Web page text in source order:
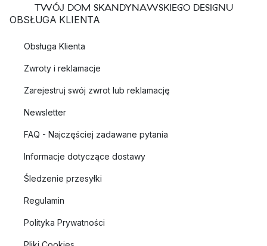
TWÓJ DOM SKANDYNAWSKIEGO DESIGNU
OBSŁUGA KLIENTA
Obsługa Klienta
Zwroty i reklamacje
Zarejestruj swój zwrot lub reklamację
Newsletter
FAQ - Najczęściej zadawane pytania
Informacje dotyczące dostawy
Śledzenie przesyłki
Regulamin
Polityka Prywatności